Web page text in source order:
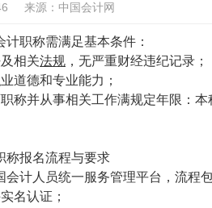
来源：中国会计网
计职称需满足基本条件：
相关法规 ，无严重财经违纪记录；
道德和专业能力；
称并从事相关工作满规定年限：
称报名流程与要求
会计人员统一服务管理平台，流程包
名认证；